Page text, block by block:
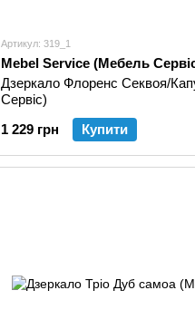
Артикул: 319_1
Mebel Service (Мебель
Дзеркало Флоренс Секвоя/
Сервіс)
1 229 грн
Купити